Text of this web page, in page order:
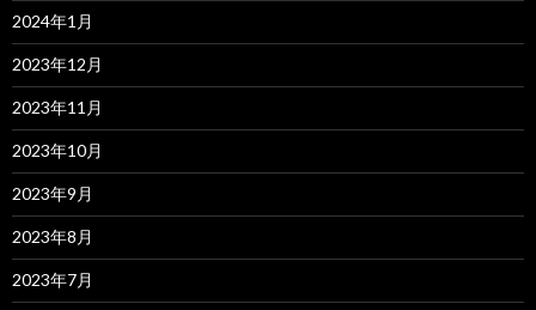
2024年1月
2023年12月
2023年11月
2023年10月
2023年9月
2023年8月
2023年7月